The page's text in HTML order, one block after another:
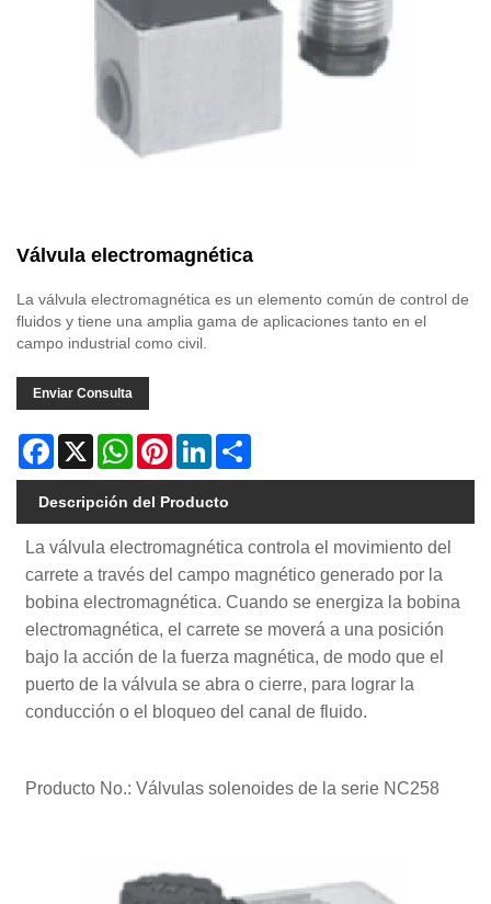
Válvula electromagnética
La válvula electromagnética es un elemento común de control de
fluidos y tiene una amplia gama de aplicaciones tanto en el
campo industrial como civil.
Enviar Consulta
Facebook
X WhatsAppPinterestLinkedIn
Descripción del Producto
La válvula electromagnética controla el movimiento del
carrete a través del campo magnético generado por la
bobina electromagnética. Cuando se energiza la bobina
electromagnética, el carrete se moverá a una posición
bajo la acción de la fuerza magnética, de modo que el
puerto de la válvula se abra o cierre, para lograr la
conducción o el bloqueo del canal de fluido.
Producto No.: Válvulas solenoides de la serie NC258